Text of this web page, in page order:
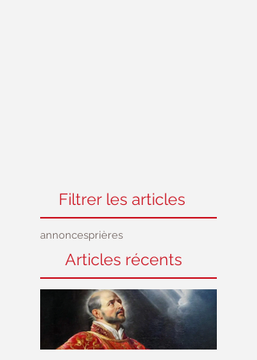
Filtrer les articles
annoncesprières
Articles récents